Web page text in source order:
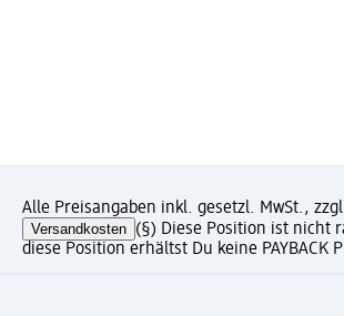
Alle Preisangaben inkl. gesetzl. MwSt.,
Versandkosten (§) Diese Position ist nicht
diese Position erhältst Du keine PAYBACK